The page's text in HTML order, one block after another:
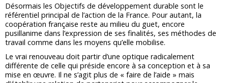
Désormais les Objectifs de développement durable sont le
référentiel principal de l’action de la France. Pour autant, la
coopération française reste au milieu du guet, encore
pusillanime dans l’expression de ses finalités, ses méthodes de
travail comme dans les moyens qu’elle mobilise.
Le vrai renouveau doit partir d’une optique radicalement
différente de celle qui préside encore à sa conception et à sa
mise en œuvre. Il ne s’agit plus de « faire de l’aide » mais